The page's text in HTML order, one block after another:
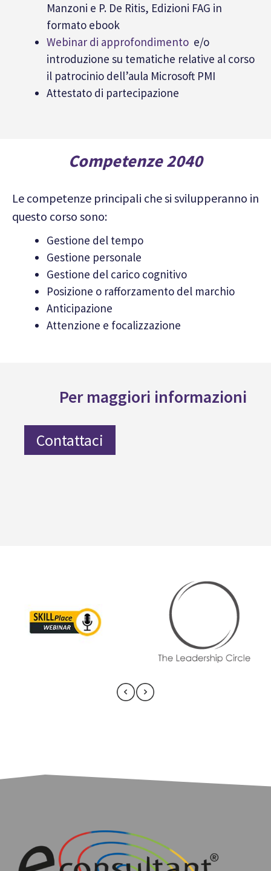
Manzoni e P. De Ritis, Edizioni FAG in
formato ebook
Webinar di approfondimento e/o
introduzione su tematiche relative al corso
il patrocinio dell’aula Microsoft PMI
Attestato di partecipazione
Competenze 2040
Le competenze principali che si svilupperanno in
questo corso sono:
Gestione del tempo
Gestione personale
Gestione del carico cognitivo
Posizione o rafforzamento del marchio
Anticipazione
Attenzione e focalizzazione
Per maggiori informazioni
Contattaci